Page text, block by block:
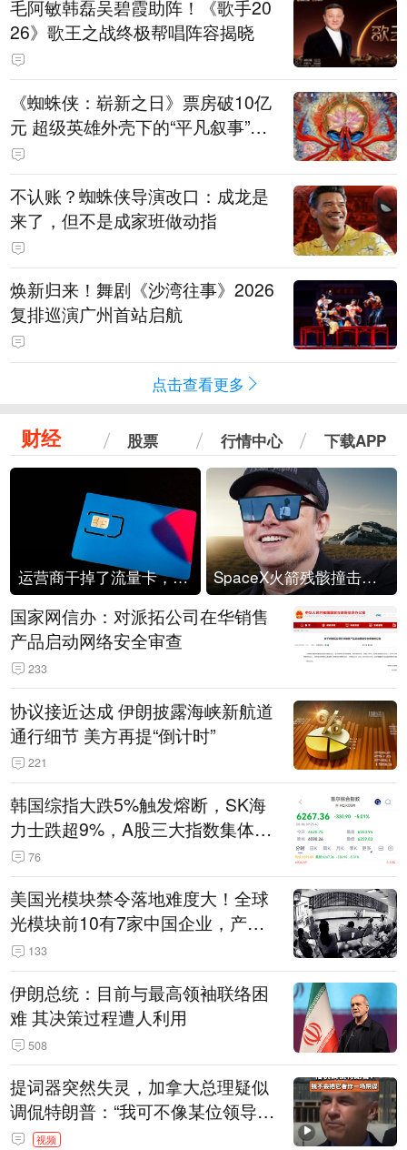
毛阿敏韩磊吴碧霞助阵！《歌手20
26》歌王之战终极帮唱阵容揭晓
《蜘蛛侠：崭新之日》票房破10亿
元 超级英雄外壳下的“平凡叙事”打
动人心
不认账？蜘蛛侠导演改口：成龙是
来了，但不是成家班做动指
焕新归来！舞剧《沙湾往事》2026
复排巡演广州首站启航
点击查看更多
财经 股票 行情中心 下载APP
运营商干掉了流量卡，他们真的玩不起了 SpaceX火箭残骸撞击月球
国家网信办：对派拓公司在华销售
产品启动网络安全审查
233
协议接近达成 伊朗披露海峡新航道
通行细节 美方再提“倒计时”
221
韩国综指大跌5%触发熔断，SK海
力士跌超9%，A股三大指数集体低
开 76
美国光模块禁令落地难度大！全球
光模块前10有7家中国企业，产业
界人士：想“脱钩”并不容易
133
伊朗总统：目前与最高领袖联络困
难 其决策过程遭人利用
508
提词器突然失灵，加拿大总理疑似
调侃特朗普：“我可不像某位领导
人，把这当成一场阴谋”，全场哄笑
视频